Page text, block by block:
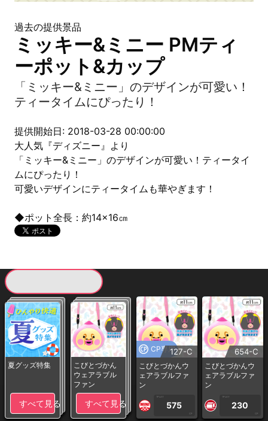
過去の提供景品
ミッキー&ミニー ​PMティ
ーポット&カップ
「ミッキー&ミニー」のデザインが可愛い！
ティータイムにぴったり！
提供開始日: 2018-03-28 00:00:00
大人気『ディズニー』より
「ミッキー&ミニー」のデザインが可愛い！ティータイ
ムにぴったり！
可愛いデザインにティータイムも華やぎます！
◆ポット全長：約14×16㎝
夏グッズ特集
すべて見る
こびとづかん
ウェアラブル
ファン
すべて見る
CP専用127-C
こびとづかんウ
ェアラブルファ
ン
1PLAY
575
CP
654-C
こびとづかんウ
ェアラブルファ
ン
1PLAY
230
CP